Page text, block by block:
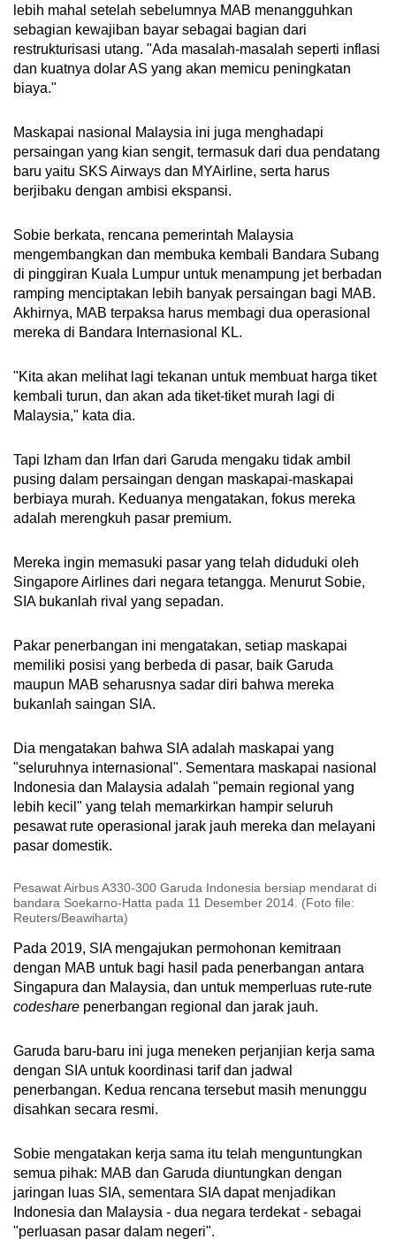
lebih mahal setelah sebelumnya MAB menangguhkan
sebagian kewajiban bayar sebagai bagian dari
restrukturisasi utang. "Ada masalah-masalah seperti inflasi
dan kuatnya dolar AS yang akan memicu peningkatan
biaya."
Maskapai nasional Malaysia ini juga menghadapi
persaingan yang kian sengit, termasuk dari dua pendatang
baru yaitu SKS Airways dan MYAirline, serta harus
berjibaku dengan ambisi ekspansi.
Sobie berkata, rencana pemerintah Malaysia
mengembangkan dan membuka kembali Bandara Subang
di pinggiran Kuala Lumpur untuk menampung jet berbadan
ramping menciptakan lebih banyak persaingan bagi MAB.
Akhirnya, MAB terpaksa harus membagi dua operasional
mereka di Bandara Internasional KL.
"Kita akan melihat lagi tekanan untuk membuat harga tiket
kembali turun, dan akan ada tiket-tiket murah lagi di
Malaysia," kata dia.
Tapi Izham dan Irfan dari Garuda mengaku tidak ambil
pusing dalam persaingan dengan maskapai-maskapai
berbiaya murah. Keduanya mengatakan, fokus mereka
adalah merengkuh pasar premium.
Mereka ingin memasuki pasar yang telah diduduki oleh
Singapore Airlines dari negara tetangga. Menurut Sobie,
SIA bukanlah rival yang sepadan.
Pakar penerbangan ini mengatakan, setiap maskapai
memiliki posisi yang berbeda di pasar, baik Garuda
maupun MAB seharusnya sadar diri bahwa mereka
bukanlah saingan SIA.
Dia mengatakan bahwa SIA adalah maskapai yang
"seluruhnya internasional". Sementara maskapai nasional
Indonesia dan Malaysia adalah "pemain regional yang
lebih kecil" yang telah memarkirkan hampir seluruh
pesawat rute operasional jarak jauh mereka dan melayani
pasar domestik.
Pesawat Airbus A330-300 Garuda Indonesia bersiap mendarat di
bandara Soekarno-Hatta pada 11 Desember 2014. (Foto file:
Reuters/Beawiharta)
Pada 2019, SIA mengajukan permohonan kemitraan
dengan MAB untuk bagi hasil pada penerbangan antara
Singapura dan Malaysia, dan untuk memperluas rute-rute
codeshare penerbangan regional dan jarak jauh.
Garuda baru-baru ini juga meneken perjanjian kerja sama
dengan SIA untuk koordinasi tarif dan jadwal
penerbangan. Kedua rencana tersebut masih menunggu
disahkan secara resmi.
Sobie mengatakan kerja sama itu telah menguntungkan
semua pihak: MAB dan Garuda diuntungkan dengan
jaringan luas SIA, sementara SIA dapat menjadikan
Indonesia dan Malaysia - dua negara terdekat - sebagai
"perluasan pasar dalam negeri".